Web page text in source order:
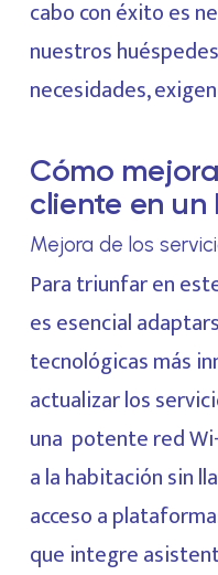
cabo con éxito es
nuestros
necesidades,
Cómo
cliente en un
Mejora de los
Para triunfar en
es esencial
tecnológicas más
actualizar los
una potente red
a la habitación sin
acceso a
que integre